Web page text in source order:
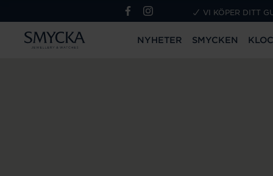
VI KÖPER DITT
NYHETER SMYCKEN